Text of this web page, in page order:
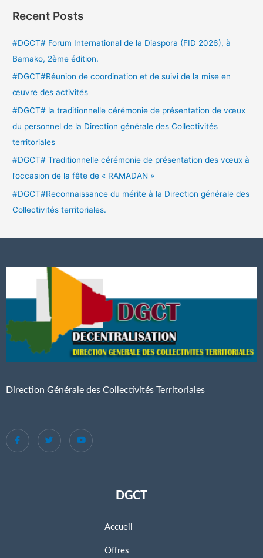
Recent Posts
#DGCT# Forum International de la Diaspora (FID 2026), à
Bamako, 2ème édition.
#DGCT#Réunion de coordination et de suivi de la mise en
œuvre des activités
#DGCT# la traditionnelle cérémonie de présentation de vœux
du personnel de la Direction générale des Collectivités
territoriales
#DGCT# Traditionnelle cérémonie de présentation des vœux à
l’occasion de la fête de « RAMADAN »
#DGCT#Reconnaissance du mérite à la Direction générale des
Collectivités territoriales.
Direction Générale des Collectivités Territoriales
DGCT
Accueil
Offres